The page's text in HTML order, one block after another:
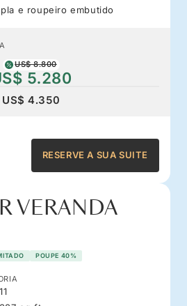
e roupeiro embutido
US$ 8.800
5.280
US$ 4.350
RESERVE A SUA SUITE
VERANDA
POUPE 40%